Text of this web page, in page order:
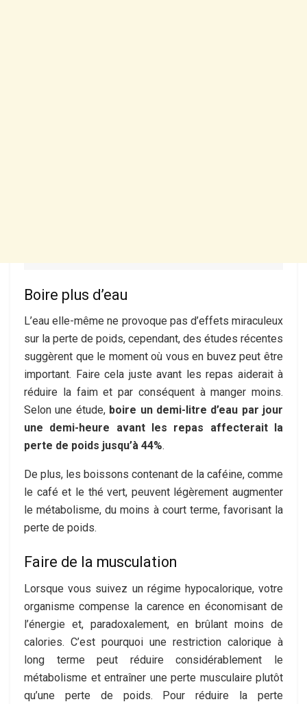
Boire plus d’eau
L’eau elle-même ne provoque pas d’effets miraculeux
sur la perte de poids, cependant, des études récentes
suggèrent que le moment où vous en buvez peut être
important. Faire cela juste avant les repas aiderait à
réduire la faim et par conséquent à manger moins.
Selon une étude, boire un demi-litre d’eau par jour
une demi-heure avant les repas affecterait la
perte de poids jusqu’à 44%.
De plus, les boissons contenant de la caféine, comme
le café et le thé vert, peuvent légèrement augmenter
le métabolisme, du moins à court terme, favorisant la
perte de poids.
Faire de la musculation
Lorsque vous suivez un régime hypocalorique, votre
organisme compense la carence en économisant de
l’énergie et, paradoxalement, en brûlant moins de
calories. C’est pourquoi une restriction calorique à
long terme peut réduire considérablement le
métabolisme et entraîner une perte musculaire plutôt
qu’une perte de poids. Pour réduire la perte